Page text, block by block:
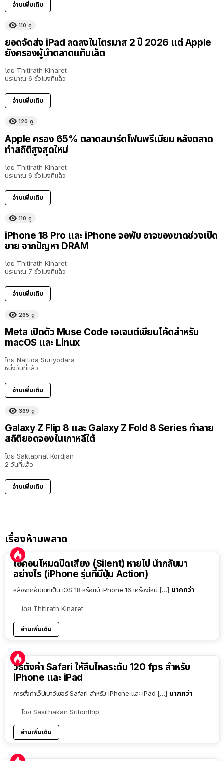
อ่านเพิ่มเติม
110 ดู
ยอดจัดส่ง iPad ลดลงในไตรมาส 2 ปี 2026 แต่ Apple
ยังครองผู้นำตลาดแท็บเล็ต
โดย Thitirath Kinaret
ประมาณ 6 ชั่วโมงที่แล้ว
อ่านเพิ่มเติม
120 ดู
Apple ครอง 65% ตลาดสมาร์ตโฟนพรีเมียม หลังตลาด
ทำสถิติสูงสุดใหม่
โดย Thitirath Kinaret
ประมาณ 6 ชั่วโมงที่แล้ว
อ่านเพิ่มเติม
110 ดู
iPhone 18 Pro และ iPhone จอพับ อาจของขาดช่วงเปิด
ขาย จากปัญหา DRAM
โดย Thitirath Kinaret
ประมาณ 7 ชั่วโมงที่แล้ว
อ่านเพิ่มเติม
265 ดู
Meta เปิดตัว Muse Code เอเจนต์เขียนโค้ดสำหรับ
macOS และ Linux
โดย Nattida Suriyodara
หนึ่งวันที่แล้ว
อ่านเพิ่มเติม
369 ดู
Galaxy Z Flip 8 และ Galaxy Z Fold 8 Series ทำลาย
สถิติยอดจองในเกาหลีใต้
โดย Saktaphat Kordjan
2 วันที่แล้ว
อ่านเพิ่มเติม
เรื่องห้ามพลาด
ไอคอนโหมดปิดเสียง (Silent) หายไป นำกลับมา
อย่างไร (iPhone รุ่นที่มีปุ่ม Action)
หลังจากอัปเดตเป็น iOS 18 หรือแม้ iPhone 16 เครื่องใหม่ […] มากกว่า
โดย Thitirath Kinaret
อ่านเพิ่มเติม
วิธีตั้งค่า Safari ให้ลื่นไหลระดับ 120 fps สำหรับ
iPhone และ iPad
การตั้งค่าเว็ปเบาว์เซอร์ Safari สำหรับ iPhone และ iPad […] มากกว่า
โดย Sasithakan Sritonthip
อ่านเพิ่มเติม